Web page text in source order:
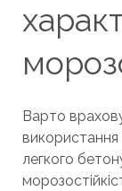
Варто
використання
легкого